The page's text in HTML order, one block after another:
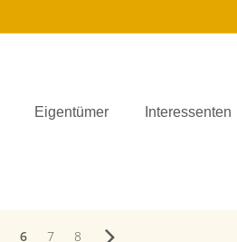
Eigentümer Interessenten
6 7 8